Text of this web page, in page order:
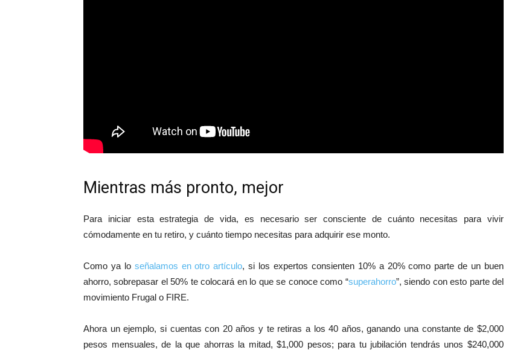
Mientras más pronto, mejor
Para iniciar esta estrategia de vida, es necesario ser consciente de cuánto necesitas para vivir
cómodamente en tu retiro, y cuánto tiempo necesitas para adquirir ese monto.
Como ya lo señalamos en otro artículo, si los expertos consienten 10% a 20% como parte de un buen
ahorro, sobrepasar el 50% te colocará en lo que se conoce como “superahorro”, siendo con esto parte del
movimiento Frugal o FIRE.
Ahora un ejemplo, si cuentas con 20 años y te retiras a los 40 años, ganando una constante de $2,000
pesos mensuales, de la que ahorras la mitad, $1,000 pesos; para tu jubilación tendrás unos $240,000